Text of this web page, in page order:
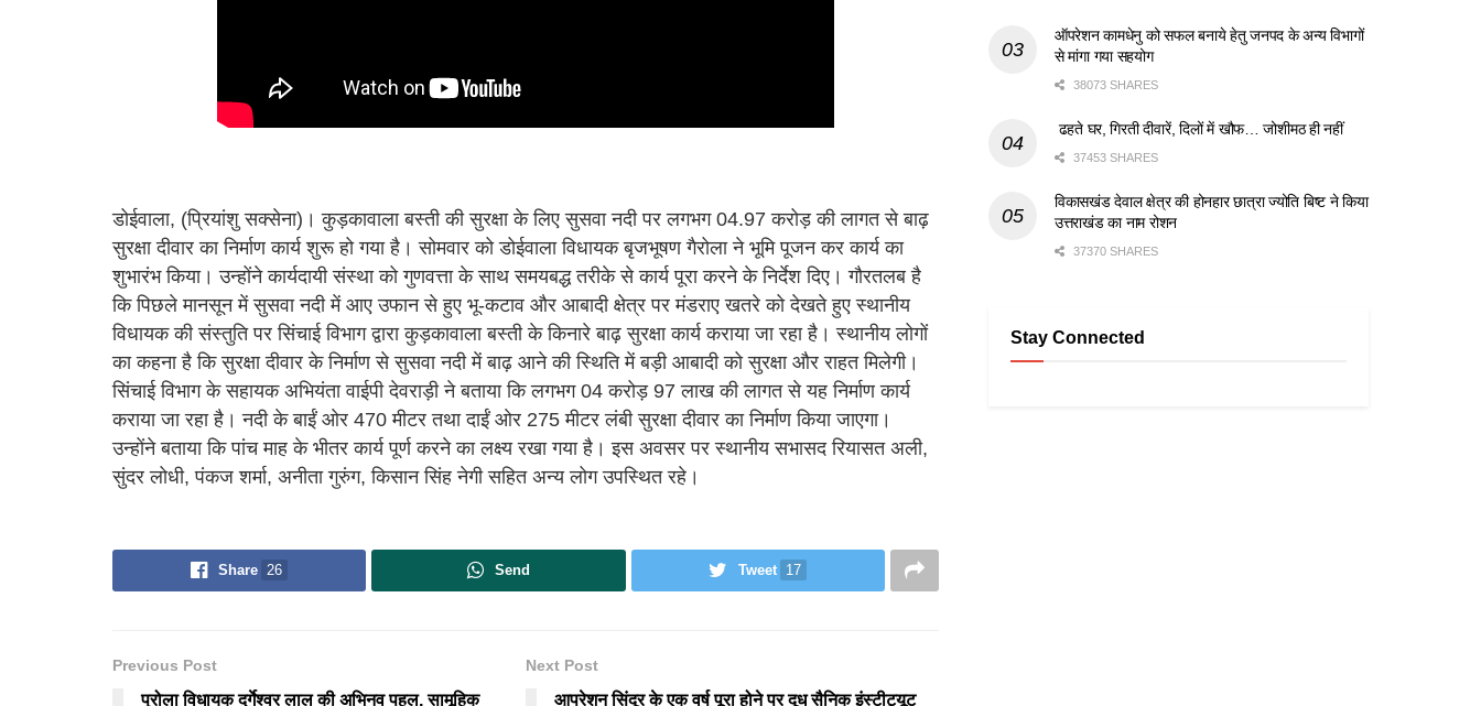
डोईवाला, (प्रियांशु सक्सेना)। कुड़कावाला बस्ती की सुरक्षा के लिए सुसवा नदी पर लगभग 04.97 करोड़ की लागत से बाढ़
सुरक्षा दीवार का निर्माण कार्य शुरू हो गया है। सोमवार को डोईवाला विधायक बृजभूषण गैरोला ने भूमि पूजन कर कार्य का
शुभारंभ किया। उन्होंने कार्यदायी संस्था को गुणवत्ता के साथ समयबद्ध तरीके से कार्य पूरा करने के निर्देश दिए। गौरतलब है
कि पिछले मानसून में सुसवा नदी में आए उफान से हुए भू-कटाव और आबादी क्षेत्र पर मंडराए खतरे को देखते हुए स्थानीय
विधायक की संस्तुति पर सिंचाई विभाग द्वारा कुड़कावाला बस्ती के किनारे बाढ़ सुरक्षा कार्य कराया जा रहा है। स्थानीय लोगों
का कहना है कि सुरक्षा दीवार के निर्माण से सुसवा नदी में बाढ़ आने की स्थिति में बड़ी आबादी को सुरक्षा और राहत मिलेगी।
सिंचाई विभाग के सहायक अभियंता वाईपी देवराड़ी ने बताया कि लगभग 04 करोड़ 97 लाख की लागत से यह निर्माण कार्य
कराया जा रहा है। नदी के बाईं ओर 470 मीटर तथा दाईं ओर 275 मीटर लंबी सुरक्षा दीवार का निर्माण किया जाएगा।
उन्होंने बताया कि पांच माह के भीतर कार्य पूर्ण करने का लक्ष्य रखा गया है। इस अवसर पर स्थानीय सभासद रियासत अली,
सुंदर लोधी, पंकज शर्मा, अनीता गुरुंग, किसान सिंह नेगी सहित अन्य लोग उपस्थित रहे।
Share 26 Send Tweet 17
Previous Post
पुरोला विधायक दुर्गेश्वर लाल की अभिनव पहल, सामूहिक
Next Post
आपरेशन सिंदूर के एक वर्ष पूरा होने पर दूध सैनिक इंस्टीट्यूट
ऑपरेशन कामधेनु को सफल बनाये हेतु जनपद के अन्य विभागों
से मांगा गया सहयोग
38073 SHARES
ढहते घर, गिरती दीवारें, दिलों में खौफ… जोशीमठ ही नहीं
37453 SHARES
विकासखंड देवाल क्षेत्र की होनहार छात्रा ज्योति बिष्ट ने किया
उत्तराखंड का नाम रोशन
37370 SHARES
Stay Connected